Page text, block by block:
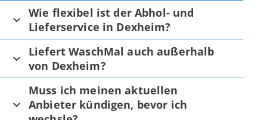
Wie flexibel ist der Abhol- und
Lieferservice in Dexheim?
Liefert WaschMal auch außerhalb
von Dexheim?
Muss ich meinen aktuellen
Anbieter kündigen, bevor ich